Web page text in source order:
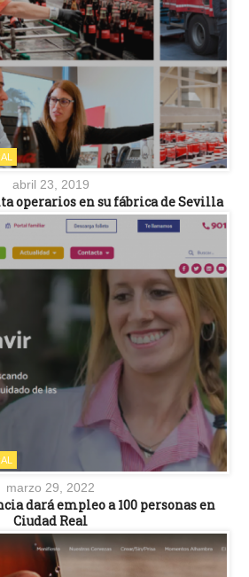
abril 23, 2019
operarios en su fábrica de Sevilla
marzo 29, 2022
dará empleo a 100 personas en
Ciudad Real